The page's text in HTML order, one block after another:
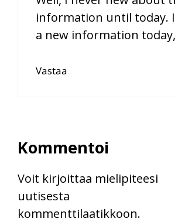
information until today. I
a new information
Vastaa
Kommentoi
Voit kirjoittaa mielipiteesi
uutisesta
kommenttilaatikkoon.